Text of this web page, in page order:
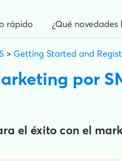
rápido ¿Qué novedades
> Getting Started and
por
el éxito con el